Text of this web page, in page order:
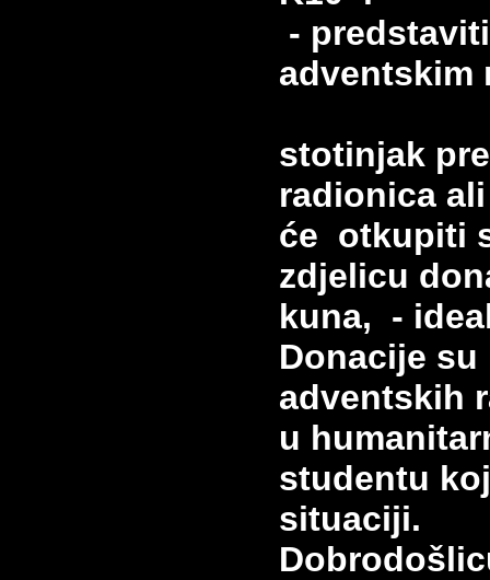
-
adventskim
stotinjak
radionica
će otkupiti
zdjelicu
kuna, -
Donacije
adventskih
u
studentu
situaciji.